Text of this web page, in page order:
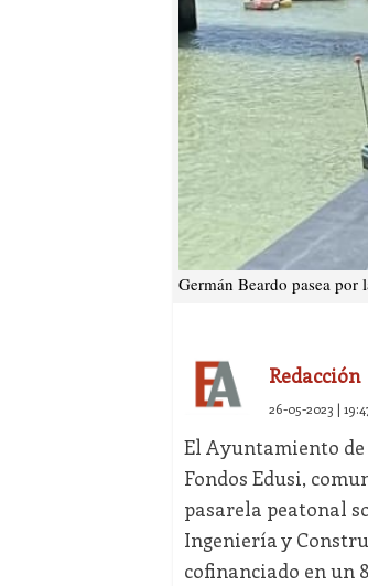
Germán Beardo pasea por
Redacción
26-05-2023 |
El Ayuntamiento de
Fondos Edusi,
pasarela peatonal
Ingeniería y
cofinanciado en un